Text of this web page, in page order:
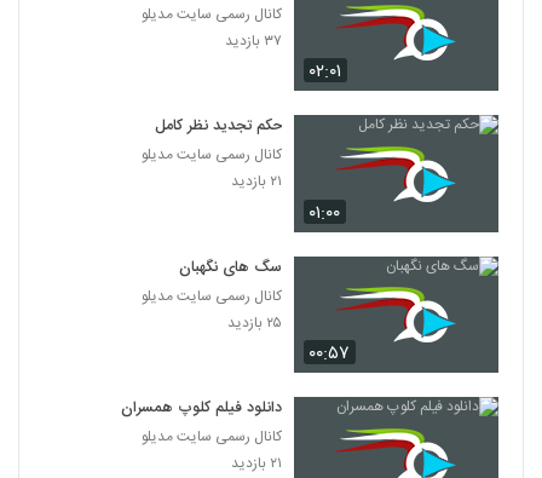
۰۲:۰۱
کانال رسمی سایت مدیلو
۳۷ بازدید
۰۱:۰۰
حکم تجدید نظر کامل
کانال رسمی سایت مدیلو
۲۱ بازدید
۰۰:۵۷
سگ های نگهبان
کانال رسمی سایت مدیلو
۲۵ بازدید
دانلود فیلم کلوپ همسران
کانال رسمی سایت مدیلو
۲۱ بازدید